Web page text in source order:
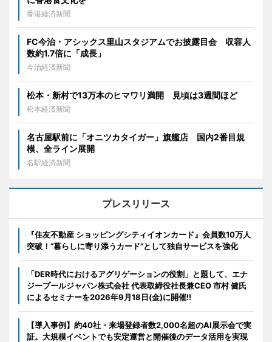
香港経済新聞
FC今治・アシックス里山スタジアムでお披露目会 収容人
数約1.7倍に「成長」
今治経済新聞
松本・新村で13万本のヒマワリ満開 見頃は3週間ほど
松本経済新聞
名古屋駅前に「オニツカタイガー」旗艦店 国内2番目規
模、全ライン展開
名駅経済新聞
プレスリリース
『住友不動産 ショッピングシティイオンカード』会員数10万人
突破！“暮らしに寄り添うカード”として独自サービスを強化
「DER時代におけるアグリゲーションの役割」と題して、エナ
ジープールジャパン株式会社 代表取締役社長兼CEO 市村 健氏
によるセミナーを2026年9月18日(金)に開催!!
【導入事例】約40社・来場登録者数2,000名超のAI展示会で実
証。大規模イベントでも安定運営と開催後のデータ活用を実現